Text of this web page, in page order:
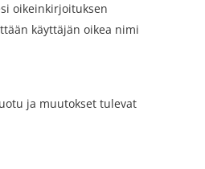
oikeinkirjoituksen
käyttäjän oikea nimi
ja muutokset tulevat